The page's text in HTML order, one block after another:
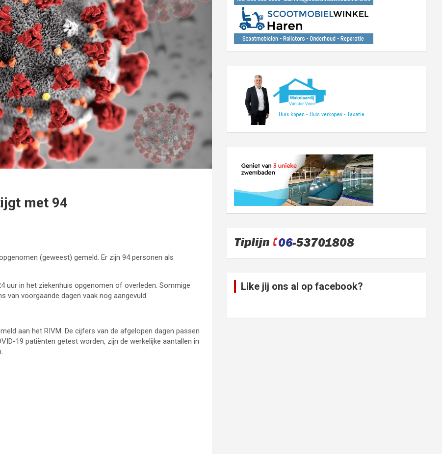
met 94
(geweest) gemeld. Er zijn 94 personen als
uur in het ziekenhuis opgenomen of overleden. Sommige
van voorgaande dagen vaak nog aangevuld.
aan het RIVM Rijksinstituut voor Volksgezondheid en Milieu
. De cijfers van de afgelopen dagen passen
19 patiënten getest worden, zijn de werkelijke aantallen in
Like jij ons al op facebook?